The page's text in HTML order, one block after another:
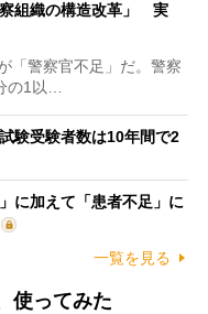
組織の構造改革」 実
「警察官不足」だ。警察
の1以…
験受験者数は10年間で2
に加えて「患者不足」に
一覧を見る
使ってみた